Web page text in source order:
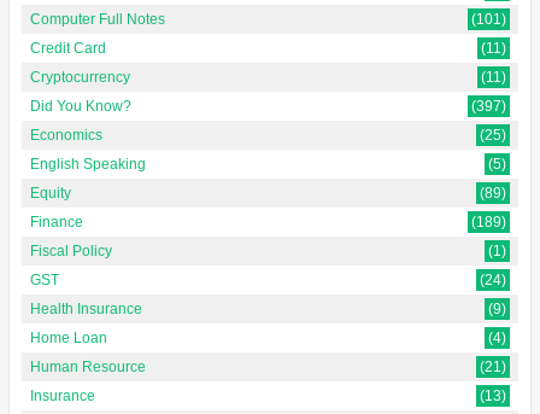
Computer Full Notes
(101)
Credit Card
(11)
Cryptocurrency
(11)
Did You Know?
(397)
Economics
(25)
English Speaking
(5)
Equity
(89)
Finance
(189)
Fiscal Policy
(1)
GST
(24)
Health Insurance
(9)
Home Loan
(4)
Human Resource
(21)
Insurance
(13)